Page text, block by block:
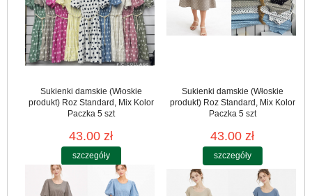
Sukienki damskie (Włoskie
produkt) Roz Standard, Mix Kolor
Paczka 5 szt
43.00 zł
szczegóły
Sukienki damskie (Włoskie
produkt) Roz Standard, Mix Kolor
Paczka 5 szt
43.00 zł
szczegóły